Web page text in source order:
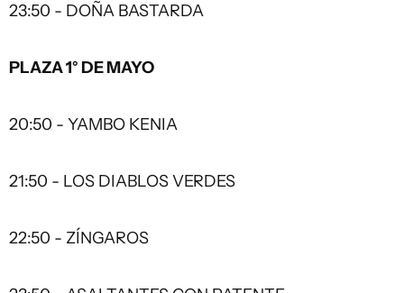
23:50 - DOÑA BASTARDA
PLAZA 1° DE MAYO
20:50 - YAMBO KENIA
21:50 - LOS DIABLOS VERDES
22:50 - ZÍNGAROS